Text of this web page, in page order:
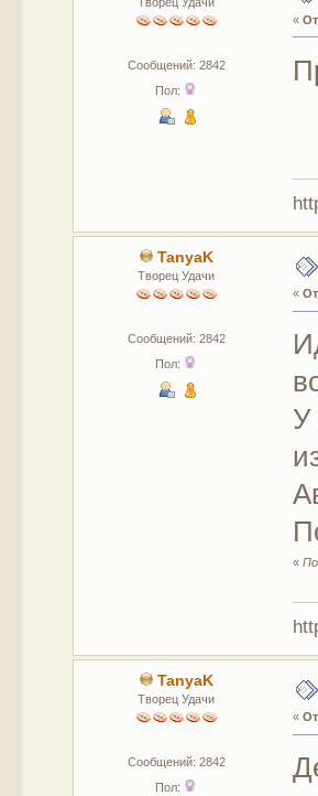
Сообщений: 2842
Пол:
«
TanyaK
Творец Удачи
Сообщений: 2842
Пол:
«
У
«
TanyaK
Творец Удачи
Сообщений: 2842
Пол:
«